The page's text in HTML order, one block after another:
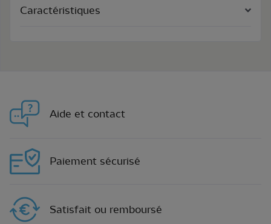
Caractéristiques
Aide et contact
Paiement sécurisé
Satisfait ou remboursé